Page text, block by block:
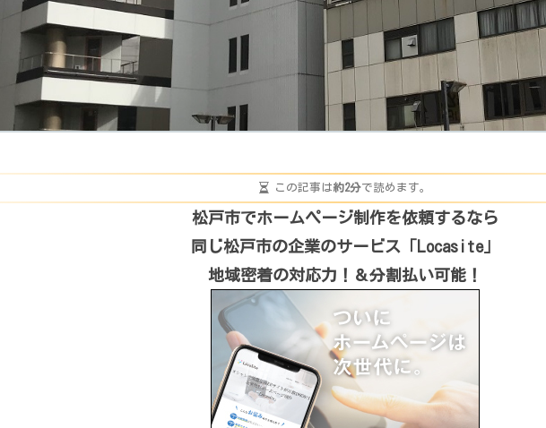
この記事は約2分で読めます。
松戸市でホームページ制作を依頼するなら
同じ松戸市の企業のサービス「Locasite」
地域密着の対応力！＆分割払い可能！